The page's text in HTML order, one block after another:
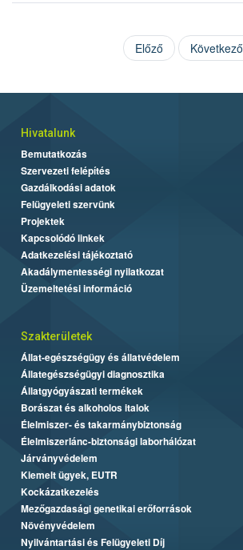
Előző Következő
Hivatalunk
Bemutatkozás
Szervezeti felépítés
Gazdálkodási adatok
Felügyeleti szervünk
Projektek
Kapcsolódó linkek
Adatkezelési tájékoztató
Akadálymentességi nyilatkozat
Üzemeltetési információ
Szakterületek
Állat-egészségügy és állatvédelem
Állategészségügyi diagnosztika
Állatgyógyászati termékek
Borászat és alkoholos italok
Élelmiszer- és takarmánybiztonság
Élelmiszerlánc-biztonsági laborhálózat
Járványvédelem
Kiemelt ügyek, EUTR
Kockázatkezelés
Mezőgazdasági genetikai erőforrások
Növényvédelem
Nyilvántartási és Felügyeleti Díj